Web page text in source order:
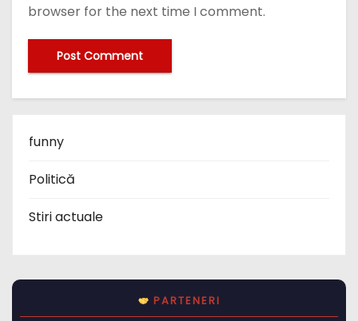
browser for the next time I comment.
funny
Politică
Stiri actuale
PARTENERI